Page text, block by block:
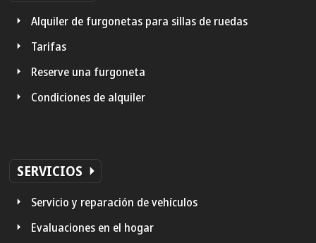
Alquiler de furgonetas para sillas de ruedas
Tarifas
Reserve una furgoneta
Condiciones de alquiler
SERVICIOS
Servicio y reparación de vehículos
Evaluaciones en el hogar